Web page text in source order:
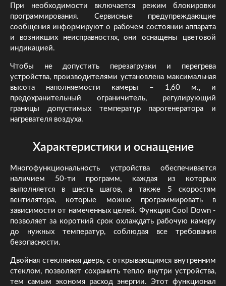
При необходимости включается режим блокировки
программирования. Сервисные предупреждающие
сообщения информируют о рабочем состоянии аппарата
и возникших неисправностях, они оснащены цветовой
индикацией.
Чтобы не допустить перезагрузки и перегрева
устройства, производителями установлена максимальная
высота наполняемости камеры – 1,60 м., и
предохранительный ограничитель, регулирующий
границы допустимых температур парогенератора и
нагревателя воздуха.
Характеристики и оснащение
Многофункциональность устройства обеспечивается
наличием 50-ти программ, каждая из которых
выполняется в шесть шагов, а также 5 скоростям
вентилятора, которые можно программировать в
зависимости от намеченных целей. Функция Cool Down -
позволяет за короткий срок охлаждать рабочую камеру
до нужных температур, соблюдая все требования
безопасности.
Двойная стеклянная дверь, с открывающимся внутренним
стеклом, позволяет сохранить тепло внутри устройства,
тем самым экономя расход энергии. Этот функционал